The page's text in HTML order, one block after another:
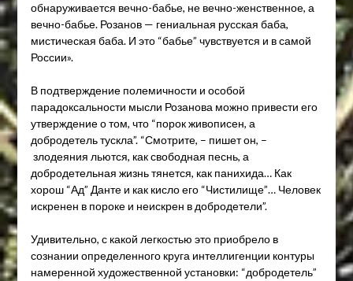
обнаруживается вечно-бабье, не вечно-женственное, а
вечно-бабье. Розанов — гениальная русская баба,
мистическая баба. И это “бабье” чувствуется и в самой
России».
В подтверждение полемичности и особой
парадоксальности мысли Розанова можно привести его
утверждение о том, что “порок живописен, а
добродетель тускла”. “Смотрите, – пишет он, –
злодеяния льются, как свободная песнь, а
добродетельная жизнь тянется, как панихида… Как
хорош “Ад” Данте и как кисло его “Чистилище”… Человек
искренен в пороке и неискрен в добродетели”.
Удивительно, с какой легкостью это приобрело в
сознании определенного круга интеллигенции контуры
намеренной художественной установки: “добродетель”